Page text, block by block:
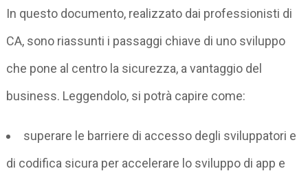
In questo documento, realizzato dai professionisti di
CA, sono riassunti i passaggi chiave di uno sviluppo
che pone al centro la sicurezza, a vantaggio del
business. Leggendolo, si potrà capire come:
superare le barriere di accesso degli sviluppatori e
di codifica sicura per accelerare lo sviluppo di app e